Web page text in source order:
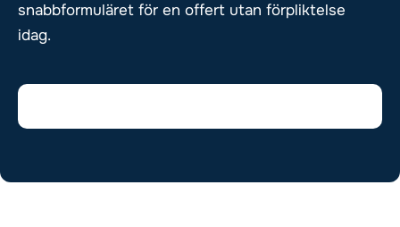
snabbformuläret för en offert utan förpliktelse
idag.